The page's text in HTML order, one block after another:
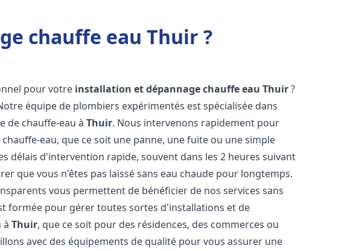
chauffe eau Thuir ?
pour votre installation et dépannage chauffe eau Thuir?
équipe de plombiers expérimentés est spécialisée dans
de chauffe-eau àThuir. Nous intervenons rapidement pour
eau, que ce soit une panne, une fuite ou une simple
délais d'intervention rapide, souvent dans les 2 heures suivant
que vous n'êtes pas laissé sans eau chaude pour longtemps.
vous permettent de bénéficier de nos services sans
formée pour gérer toutes sortes d'installations et de
àThuir, que ce soit pour des résidences, des commerces ou
avec des équipements de qualité pour vous assurer une